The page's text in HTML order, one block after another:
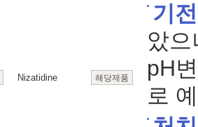
Nizatidine 해당제품
기전
았으
pH
로